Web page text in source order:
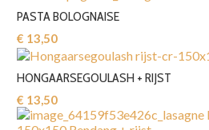
PASTA BOLOGNAISE
€ 13,50‎
HONGAARSEGOULASH + RIJST
€ 13,50‎